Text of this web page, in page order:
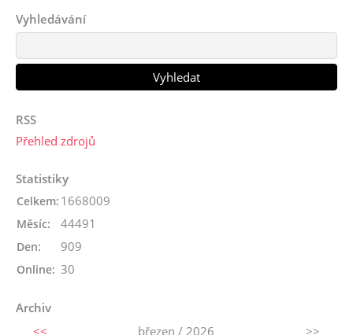
Vyhledávání
RSS
Přehled zdrojů
Statistiky
Online: 30
Celkem: 1668009
Měsíc: 44491
Den: 909
Archiv
<<
březen / 2026 >>